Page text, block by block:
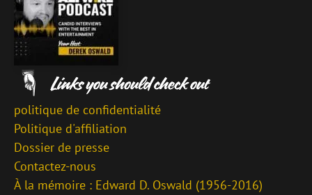
politique de confidentialité
Politique d'affiliation
Dossier de presse
Contactez-nous
À la mémoire : Edward D. Oswald (1956-2016)